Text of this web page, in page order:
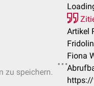
zu speichern.
Artikel
Fiona